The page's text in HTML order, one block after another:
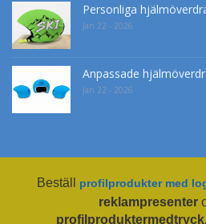
Personliga
Jan 22 - 2026
Anpassade
Jan 22 - 2026
Beställ profilprodukter med
reklampresenter